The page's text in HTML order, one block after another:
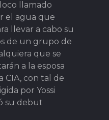
llamado
el agua que
llevar a cabo su
de un grupo de
que se
a la esposa
CIA, con tal de
por Yossi
su debut